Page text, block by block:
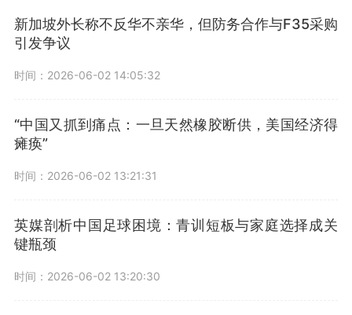
新加坡外长称不反华不亲华，但防务合作与F35采购
引发争议
时间：2026-06-02 14:05:32
“中国又抓到痛点：一旦天然橡胶断供，美国经济得
瘫痪”
时间：2026-06-02 13:21:31
英媒剖析中国足球困境：青训短板与家庭选择成关
键瓶颈
时间：2026-06-02 13:20:30